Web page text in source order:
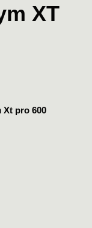
XT
Xt pro 600